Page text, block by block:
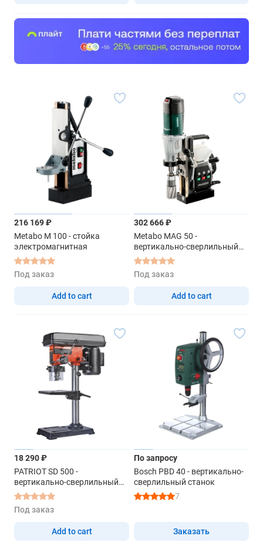
216 169 ₽
Metabo M 100 - стойка
электромагнитная
Под заказ
Add to cart
302 666 ₽
Metabo MAG 50 -
вертикально-сверлильный
станок
Под заказ
Add to cart
18 290 ₽
PATRIOT SD 500 -
вертикально-сверлильный
станок
Под заказ
Add to cart
По запросу
Bosch PBD 40 - вертикально-
сверлильный станок
7
Заказать